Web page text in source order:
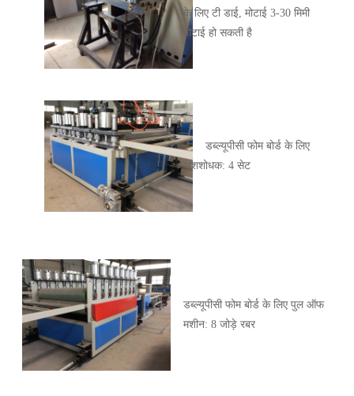
के लिए टी डाई, मोटाई 3-30 मिमी
मोटाई हो सकती है
डब्ल्यूपीसी फोम बोर्ड के लिए
अंशशोधक: 4 सेट
डब्ल्यूपीसी फोम बोर्ड के लिए पुल ऑफ
मशीन: 8 जोड़े रबर